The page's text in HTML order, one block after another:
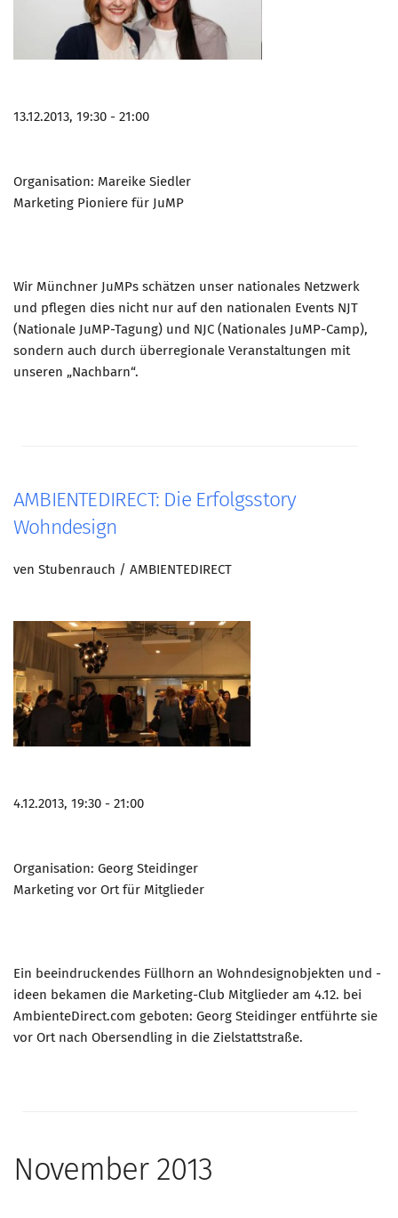
13.12.2013, 19:30 - 21:00
Organisation: Mareike Siedler
Marketing Pioniere für JuMP
Wir Münchner JuMPs schätzen unser nationales Netzwerk
und pflegen dies nicht nur auf den nationalen Events NJT
(Nationale JuMP-Tagung) und NJC (Nationales JuMP-Camp),
sondern auch durch überregionale Veranstaltungen mit
unseren „Nachbarn“.
AMBIENTEDIRECT: Die Erfolgsstory
Wohndesign
ven Stubenrauch / AMBIENTEDIRECT
4.12.2013, 19:30 - 21:00
Organisation: Georg Steidinger
Marketing vor Ort für Mitglieder
Ein beeindruckendes Füllhorn an Wohndesignobjekten und -
ideen bekamen die Marketing-Club Mitglieder am 4.12. bei
AmbienteDirect.com geboten: Georg Steidinger entführte sie
vor Ort nach Obersendling in die Zielstattstraße.
November 2013